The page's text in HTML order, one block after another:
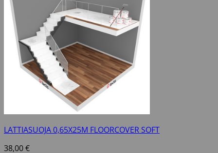
LATTIASUOJA 0,65X25M FLOORCOVER SOFT
38,00€